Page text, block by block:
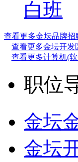
白班
查看更多金坛品牌招
查看更多金坛开发
查看更多计算机(
职位
金坛
金坛